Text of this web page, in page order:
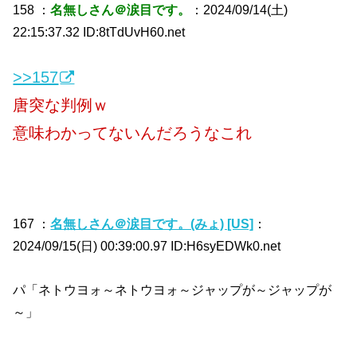
158 ：名無しさん＠涙目です。
：2024/09/14(土)
22:15:37.32 ID:8tTdUvH60.net
>>157
唐突な判例ｗ
意味わかってないんだろうなこれ
167 ：名無しさん＠涙目です。(みょ) [US] ：
2024/09/15(日) 00:39:00.97 ID:H6syEDWk0.net
パ「ネトウヨォ～ネトウヨォ～ジャップが～ジャップが
～」